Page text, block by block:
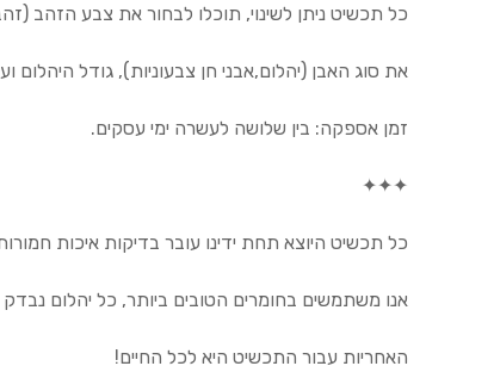
כל תכשיט ניתן לשינוי, תוכלו לבחור את צבע הזהב
את סוג האבן (יהלום,אבני חן צבעוניות), גודל היהלום
זמן אספקה: בין שלושה לעשרה ימי עסקים.
✦✦✦
כל תכשיט היוצא תחת ידינו עובר בדיקות איכות
אנו משתמשים בחומרים הטובים ביותר, כל יהלום
האחריות עבור התכשיט היא לכל החיים!